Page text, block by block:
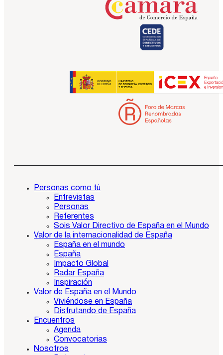
Personas como tú
Entrevistas
Personas
Referentes
Sois Valor Directivo de España en el Mundo
Valor de la internacionalidad de España
España en el mundo
España
Impacto Global
Radar España
Inspiración
Valor de España en el Mundo
Viviéndose en España
Disfrutando de España
Encuentros
Agenda
Convocatorias
Nosotros